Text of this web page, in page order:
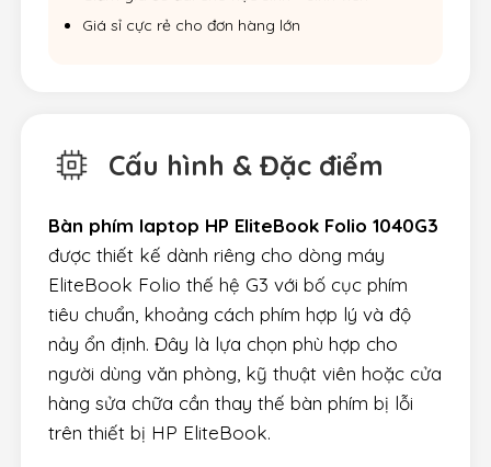
Giá sỉ cực rẻ cho đơn hàng lớn
Cấu hình & Đặc điểm
Bàn phím laptop HP EliteBook Folio 1040G3
được thiết kế dành riêng cho dòng máy
EliteBook Folio thế hệ G3 với bố cục phím
tiêu chuẩn, khoảng cách phím hợp lý và độ
nảy ổn định. Đây là lựa chọn phù hợp cho
người dùng văn phòng, kỹ thuật viên hoặc cửa
hàng sửa chữa cần thay thế bàn phím bị lỗi
trên thiết bị HP EliteBook.